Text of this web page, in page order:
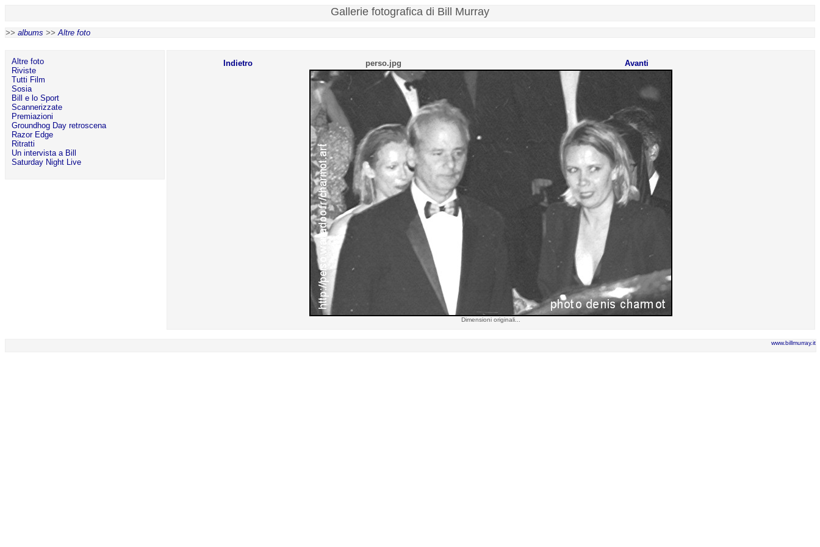
Gallerie fotografica di Bill Murray
>> albums >>Altre foto
Altre foto
Riviste
Tutti Film
Sosia
Bill e lo Sport
Scannerizzate
Premiazioni
Groundhog Day retroscena
Razor Edge
Ritratti
Un intervista a Bill
Saturday Night Live
Indietro perso.jpg Avanti
Dimensioni originali...
www.billmurray.it